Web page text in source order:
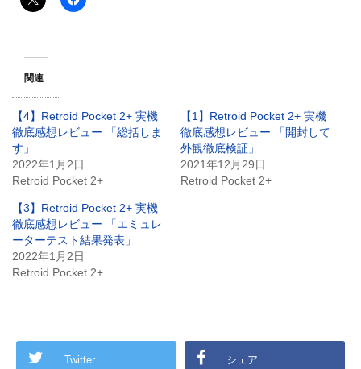
関連
【4】Retroid Pocket 2+ 実機
徹底感想レビュー 「総括しま
す」
2022年1月2日
Retroid Pocket 2+
【1】Retroid Pocket 2+ 実機
徹底感想レビュー 「開封して
外観徹底検証」
2021年12月29日
Retroid Pocket 2+
【3】Retroid Pocket 2+ 実機
徹底感想レビュー 「エミュレ
ーターテスト結果発表」
2022年1月2日
Retroid Pocket 2+
Twitter シェア